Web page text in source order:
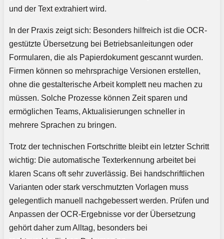
und der Text extrahiert wird.
In der Praxis zeigt sich: Besonders hilfreich ist die OCR-
gestützte Übersetzung bei Betriebsanleitungen oder
Formularen, die als Papierdokument gescannt wurden.
Firmen können so mehrsprachige Versionen erstellen,
ohne die gestalterische Arbeit komplett neu machen zu
müssen. Solche Prozesse können Zeit sparen und
ermöglichen Teams, Aktualisierungen schneller in
mehrere Sprachen zu bringen.
Trotz der technischen Fortschritte bleibt ein letzter Schritt
wichtig: Die automatische Texterkennung arbeitet bei
klaren Scans oft sehr zuverlässig. Bei handschriftlichen
Varianten oder stark verschmutzten Vorlagen muss
gelegentlich manuell nachgebessert werden. Prüfen und
Anpassen der OCR-Ergebnisse vor der Übersetzung
gehört daher zum Alltag, besonders bei